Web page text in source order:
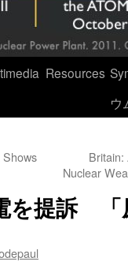
Resources
ウ
Britain:
Nuclear
を提訴 「